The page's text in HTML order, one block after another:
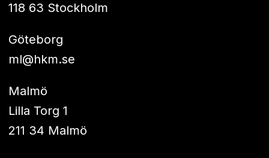
118 63 Stockholm
Göteborg
ml@hkm.se
Malmö
Lilla Torg 1
211 34 Malmö